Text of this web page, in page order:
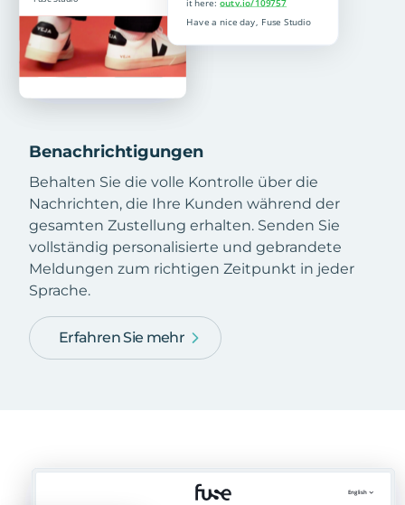
Benachrichtigungen
Behalten Sie die volle Kontrolle über die
Nachrichten, die Ihre Kunden während der
gesamten Zustellung erhalten. Senden Sie
vollständig personalisierte und gebrandete
Meldungen zum richtigen Zeitpunkt in jeder
Sprache.
Erfahren Sie mehr